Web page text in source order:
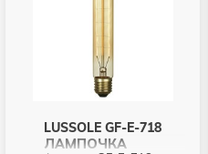
LUSSOLE GF-E-718
ЛАМПОЧКА